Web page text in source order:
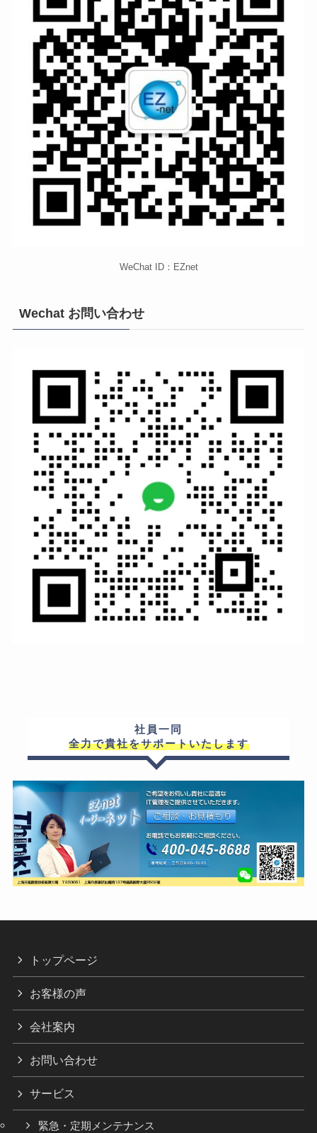
WeChat ID：EZnet
Wechat お問い合わせ
社員一同
全力で貴社をサポートいたします
トップページ
お客様の声
会社案内
お問い合わせ
サービス
緊急・定期メンテナンス